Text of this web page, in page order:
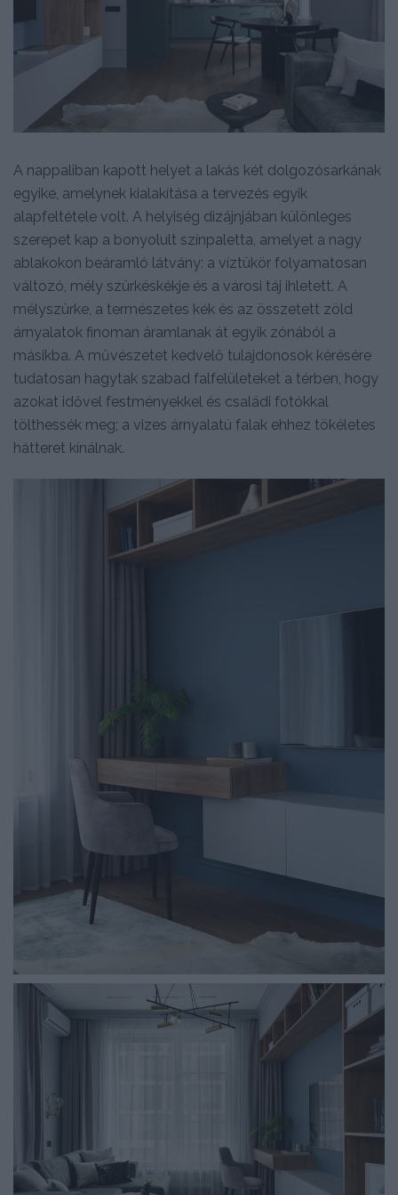
A nappaliban kapott helyet a lakás két dolgozósarkának
egyike, amelynek kialakítása a tervezés egyik
alapfeltétele volt. A helyiség dizájnjában különleges
szerepet kap a bonyolult színpaletta, amelyet a nagy
ablakokon beáramló látvány: a víztükör folyamatosan
változó, mély szürkéskékje és a városi táj ihletett. A
mélyszürke, a természetes kék és az összetett zöld
árnyalatok finoman áramlanak át egyik zónából a
másikba. A művészetet kedvelő tulajdonosok kérésére
tudatosan hagytak szabad falfelületeket a térben, hogy
azokat idővel festményekkel és családi fotókkal
tölthessék meg; a vizes árnyalatú falak ehhez tökéletes
hátteret kínálnak.